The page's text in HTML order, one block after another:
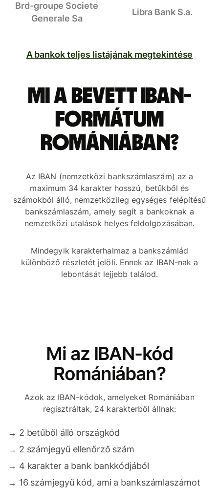
Brd-groupe Societe
Generale Sa
Libra Bank S.a.
A bankok teljes listájának megtekintése
Mi a bevett IBAN-
formátum
Romániában?
Az IBAN (nemzetközi bankszámlaszám) az a
maximum 34 karakter hosszú, betűkből és
számokból álló, nemzetközileg egységes felépítésű
bankszámlaszám, amely segít a bankoknak a
nemzetközi utalások helyes feldolgozásában.
Mindegyik karakterhalmaz a bankszámlád
különböző részletét jelöli. Ennek az IBAN-nak a
lebontását lejjebb találod.
Mi az IBAN-kód
Romániában?
Azok az IBAN-kódok, amelyeket Romániában
regisztráltak, 24 karakterből állnak:
→ 2 betűből álló országkód
→ 2 számjegyű ellenőrző szám
→ 4 karakter a bank bankkódjából
→ 16 számjegyű kód, ami a bankszámlaszámot